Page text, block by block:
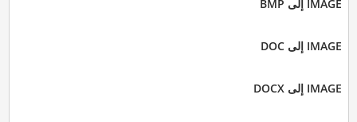
IMAGE إلى BMP
IMAGE إلى DOC
IMAGE إلى DOCX